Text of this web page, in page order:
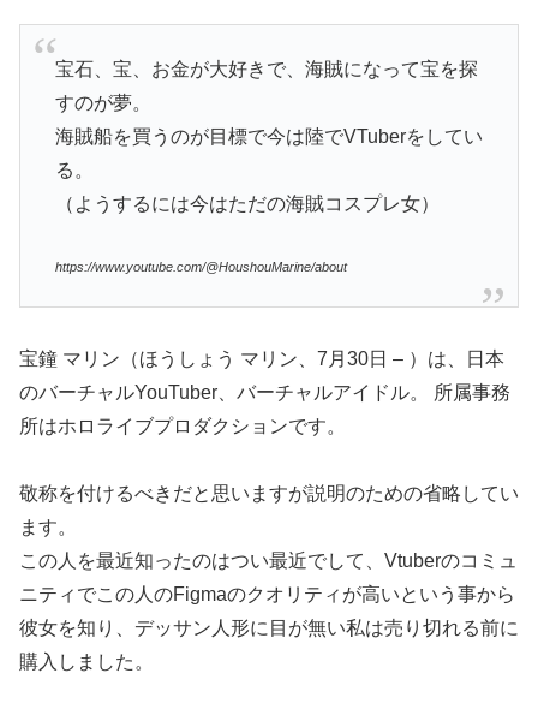
宝石、宝、お金が大好きで、海賊になって宝を探
すのが夢。
海賊船を買うのが目標で今は陸でVTuberをしてい
る。
（ようするには今はただの海賊コスプレ女）
https://www.youtube.com/@HoushouMarine/about
宝鐘 マリン（ほうしょう マリン、7月30日 – ）は、日本
のバーチャルYouTuber、バーチャルアイドル。 所属事務
所はホロライブプロダクションです。
敬称を付けるべきだと思いますが説明のための省略してい
ます。
この人を最近知ったのはつい最近でして、Vtuberのコミュ
ニティでこの人のFigmaのクオリティが高いという事から
彼女を知り、デッサン人形に目が無い私は売り切れる前に
購入しました。